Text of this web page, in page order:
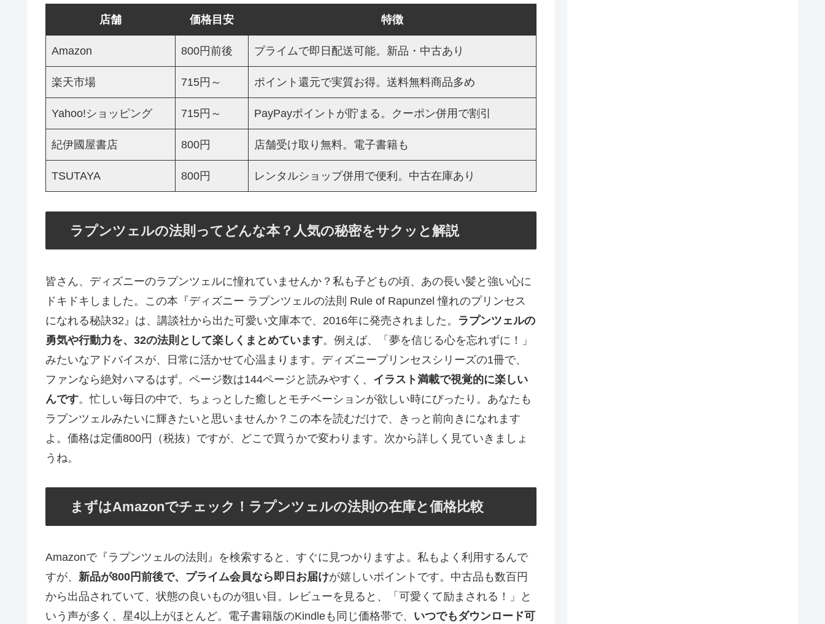
店舗 価格目安 特徴
Amazon 800円前後 プライムで即日配送可能。新品・中古あり
楽天市場 715円～ ポイント還元で実質お得。送料無料商品多め
Yahoo!ショッピング 715円～ PayPayポイントが貯まる。クーポン併用で割引
紀伊國屋書店 800円 店舗受け取り無料。電子書籍も
TSUTAYA 800円 レンタルショップ併用で便利。中古在庫あり
ラプンツェルの法則ってどんな本？人気の秘密をサクッと解説
皆さん、ディズニーのラプンツェルに憧れていませんか？私も子どもの頃、あの長い髪と強い心に
ドキドキしました。この本『ディズニー ラプンツェルの法則 Rule of Rapunzel 憧れのプリンセス
になれる秘訣32』は、講談社から出た可愛い文庫本で、2016年に発売されました。 ラプンツェルの
勇気や行動力を、32の法則として楽しくまとめています。例えば、「夢を信じる心を忘れずに！」
みたいなアドバイスが、日常に活かせて心温まります。ディズニープリンセスシリーズの1冊で、
ファンなら絶対ハマるはず。ページ数は144ページと読みやすく、 イラスト満載で視覚的に楽しい
んです。忙しい毎日の中で、ちょっとした癒しとモチベーションが欲しい時にぴったり。あなたも
ラプンツェルみたいに輝きたいと思いませんか？この本を読むだけで、きっと前向きになれます
よ。価格は定価800円（税抜）ですが、どこで買うかで変わります。次から詳しく見ていきましょ
うね。
まずはAmazonでチェック！ラプンツェルの法則の在庫と価格比較
Amazonで『ラプンツェルの法則』を検索すると、すぐに見つかりますよ。私もよく利用するんで
すが、 新品が800円前後で、プライム会員なら即日お届けが嬉しいポイントです。中古品も数百円
から出品されていて、状態の良いものが狙い目。レビューを見ると、「可愛くて励まされる！」と
いう声が多く、星4以上がほとんど。電子書籍版のKindleも同じ価格帯で、 いつでもダウンロード可